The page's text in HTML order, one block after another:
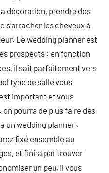
décoration, prendre des
s’arracher les cheveux à
Le wedding planner est
prospects : en fonction
il sait parfaitement vers
type de salle vous
important et vous
pourra de plus faire des
un wedding planner :
fixé ensemble au
et finira par trouver
un peu, il vous